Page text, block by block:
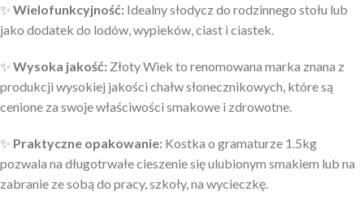
✨ Wielofunkcyjność: Idealny słodycz do rodzinnego stołu lub
jako dodatek do lodów, wypieków, ciast i ciastek.
✨ Wysoka jakość: Złoty Wiek to renomowana marka znana z
produkcji wysokiej jakości chałw słonecznikowych, które są
cenione za swoje właściwości smakowe i zdrowotne.
✨ Praktyczne opakowanie: Kostka o gramaturze 1.5kg
pozwala na długotrwałe cieszenie się ulubionym smakiem lub na
zabranie ze sobą do pracy, szkoły, na wycieczkę.